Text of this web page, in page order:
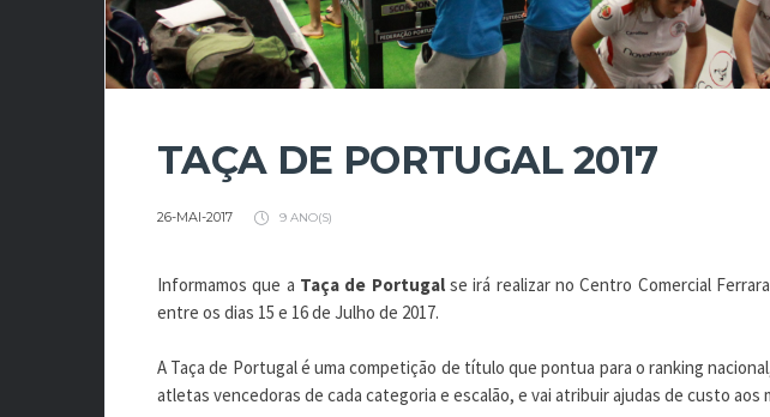
TAÇA DE PORTUGAL 2017
26-MAI-2017 9 ANO(S)
Informamos que a Taça de Portugalse irá realizar no Centro Comercial
entre os dias 15 e 16 de Julho de 2017.
A Taça de Portugal é uma competição de título que pontua para o ranking
atletas vencedoras de cada categoria e escalão, e vai atribuir ajudas de custo aos